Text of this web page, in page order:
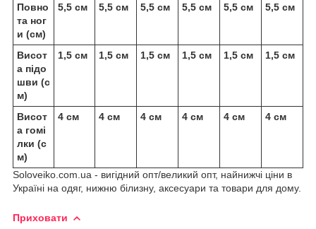
Повно
та ног
и (см)
5,5 см 5,5 см 5,5 см 5,5 см 5,5 см 5,5 см
Висот
а підо
шви (с
м)
1,5 см 1,5 см 1,5 см 1,5 см 1,5 см 1,5 см
Висот
а гомі
лки (с
м)
4 см 4 см 4 см 4 см 4 см 4 см
Soloveiko.com.ua - вигідний опт/великий опт, найнижчі ціни в
Україні на одяг, нижню білизну, аксесуари та товари для дому.
Приховати